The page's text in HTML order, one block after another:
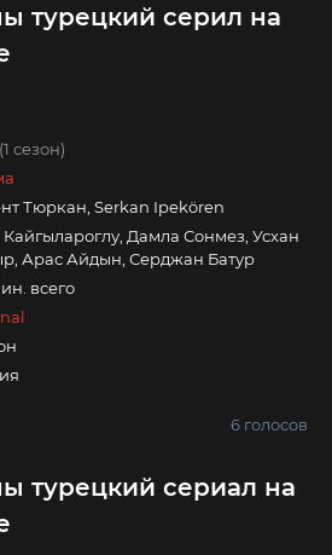
турецкий серил на
(1 сезон)
Тюркан, Serkan Ipekören
Дамла Сонмез, Усхан
Арас Айдын, Серджан Батур
всего
6 голосов
турецкий сериал на